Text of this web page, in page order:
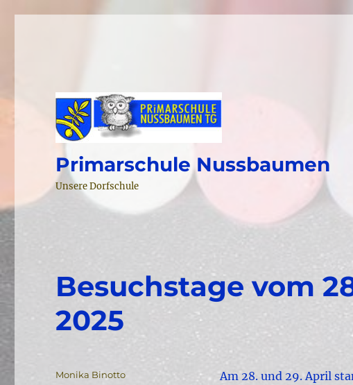
Primarschule Nussbaumen
Unsere Dorfschule
Besuchstage vom
2025
Am 28. und 29. April
Autor
Monika Binotto